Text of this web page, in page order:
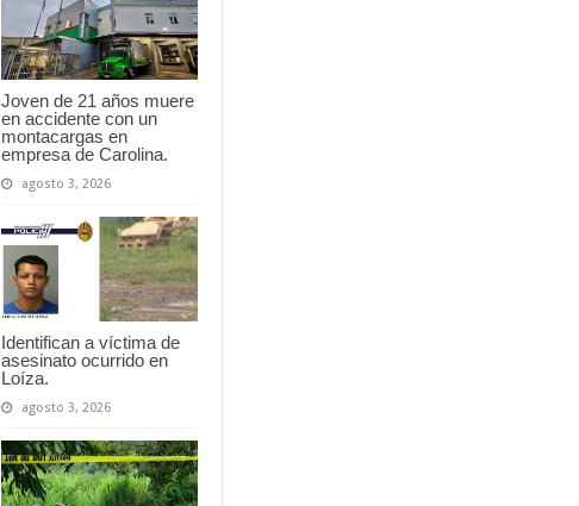
Joven de 21 años muere
en accidente con un
montacargas en
empresa de Carolina.
agosto 3, 2026
Identifican a víctima de
asesinato ocurrido en
Loíza.
agosto 3, 2026